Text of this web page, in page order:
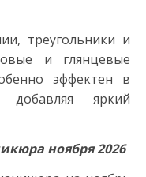
треугольники и
и глянцевые
эффектен в
добавляя яркий
ноября 2026